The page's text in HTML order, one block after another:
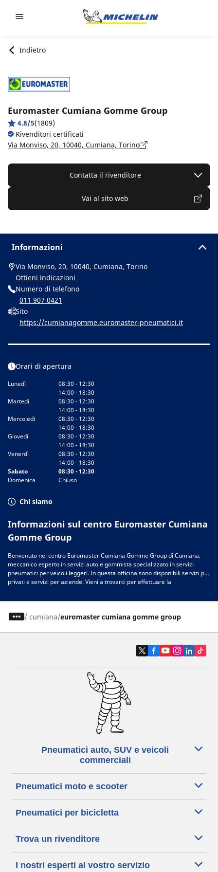
Indietro
Euromaster Cumiana Gomme Group
4.8/5(1809)
Rivenditori certificati
Via Monviso, 20, 10040, Cumiana, Torino
Contatta il rivenditore
Vai al sito web
Informazioni
Via Monviso, 20, 10040, Cumiana, Torino
Ottieni indicazioni
Numero di telefono
011 907 0421
Sito
https://cumianagomme.euromaster-pneumatici.it
Orari di apertura
Lunedì
08:30 - 12:30
14:00 - 18:30
Martedì
08:30 - 12:30
14:00 - 18:30
Mercoledì
08:30 - 12:30
14:00 - 18:30
Giovedì
08:30 - 12:30
14:00 - 18:30
Venerdì
08:30 - 12:30
14:00 - 18:30
Sabato
08:30 - 12:30
Domenica
Chiuso
Chi siamo
Informazioni sul centro Euromaster Cumiana
Gomme Group
Benvenuto nel centro Euromaster Cumiana Gomme Group di Cumiana,
meccanico esperto in servizi auto e gommista specializzato in servizi
pneumatici per veicoli leggeri. In questa officina sono disponibili servizi per
privati e servizi per aziende. Vieni a trovarci per effettuare la
camion e autocarri, mezzi industriali. Nella nostra officina a Cumiana, puoi
consiglio ai nostri esperti per scoprire il modello e le dimensioni delle
migliori marche per il tuo veicolo:gomme Michelin,BFGoodrich,Tigar,
Sava,Continental,Barum,
e tante altre. Ti aspettiamo nell’officina
gommista specializzato in servizi di manutenzione auto e pneumatici.
Prenota un appuntamento o richiedi un preventivo per il servizio che
/ cumiana euromaster cumiana gomme group
Pneumatici auto, SUV e veicoli
commerciali
Pneumatici moto e scooter
Pneumatici per bicicletta
Trova un rivenditore
I nostri esperti al vostro servizio